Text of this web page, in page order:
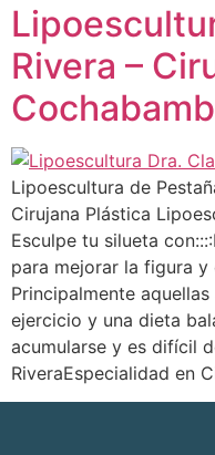
Rivera –
Lipoescultura de
Cirujana Plástica
Esculpe tu silueta
para mejorar la figura
Principalmente
ejercicio y una dieta
acumularse y es difícil
RiveraEspecialidad en